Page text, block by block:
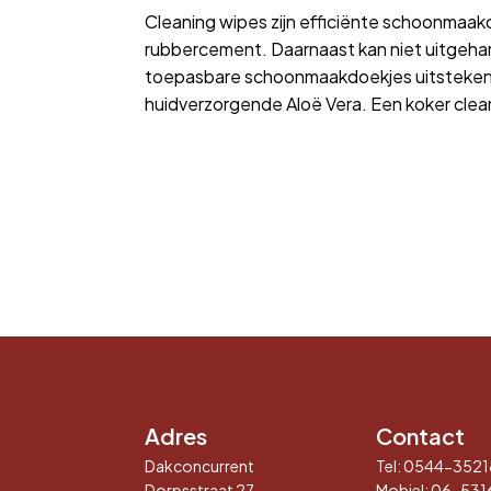
Cleaning wipes zijn efficiënte
rubbercement. Daarnaast kan niet
toepasbare schoonmaakdoekjes
huidverzorgende Aloë Vera. Een koker
Adres
Dakconcurrent
Contact
Tel:0544-